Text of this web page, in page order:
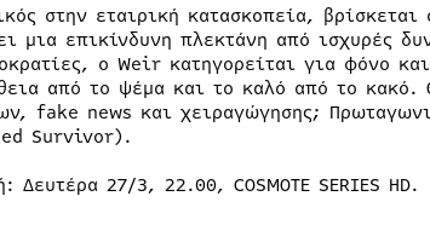
στην εταιρική κατασκοπεία, βρίσκεται
μια επικίνδυνη πλεκτάνη από ισχυρές
ο Weir κατηγορείται για φόνο
από το ψέμα και το καλό από το κακό.
fake news και χειραγώγησης;
Survivor).
27/3, 22.00, COSMOTE SERIES HD.